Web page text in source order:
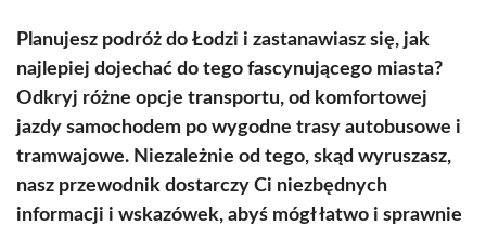
Planujesz podróż do Łodzi i zastanawiasz się, jak
najlepiej dojechać do tego fascynującego miasta?
Odkryj różne opcje transportu, od komfortowej
jazdy samochodem po wygodne trasy autobusowe i
tramwajowe. Niezależnie od tego, skąd wyruszasz,
nasz przewodnik dostarczy Ci niezbędnych
informacji i wskazówek, abyś mógł łatwo i sprawnie